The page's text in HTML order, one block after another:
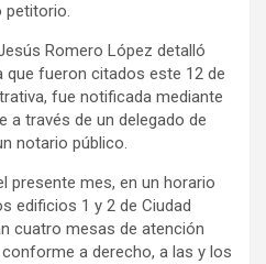
petitorio.
Romero López detalló
que fueron citados este 12 de
fue notificada mediante
través de un delegado de
notario público.
presente mes, en un horario
edificios 1 y 2 de Ciudad
cuatro mesas de atención
a derecho, a las y los